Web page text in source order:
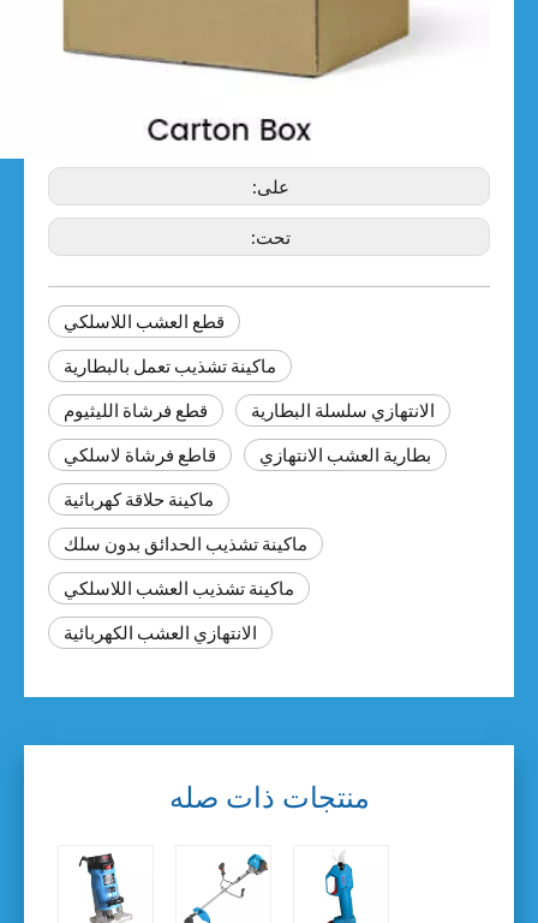
على:
تحت:
قطع العشب اللاسلكي
ماكينة تشذيب تعمل بالبطارية
قطع فرشاة الليثيوم الانتهازي سلسلة البطارية
قاطع فرشاة لاسلكي بطارية العشب الانتهازي
ماكينة حلاقة كهربائية
ماكينة تشذيب الحدائق بدون سلك
ماكينة تشذيب العشب اللاسلكي
الانتهازي العشب الكهربائية
منتجات ذات صله